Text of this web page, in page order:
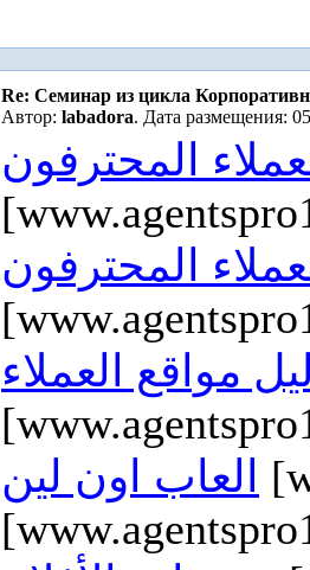
Re: Cеминар из цикла
Автор: labadora. Дата размещения:
المحترفون
المحترفون
مواقع العملاء
العاب اون لين